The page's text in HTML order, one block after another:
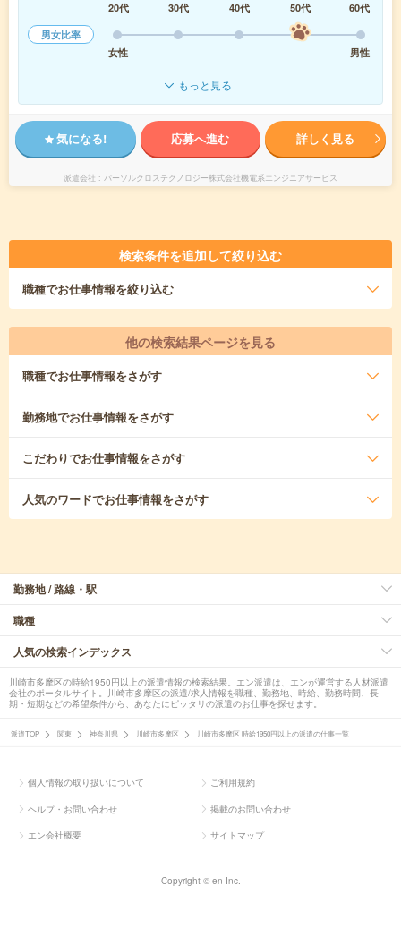
20代
30代 40代 50代
60代
男女比率
女性
男性
もっと見る
気になる! 応募へ進む 詳しく見る
派遣会社 パーソルクロステクノロジー株式会社機電系エンジニアサービス
検索条件を追加して絞り込む
職種でお仕事情報を絞り込む
他の検索結果ページを見る
職種でお仕事情報をさがす
勤務地でお仕事情報をさがす
こだわりでお仕事情報をさがす
人気のワードでお仕事情報をさがす
勤務地 / 路線・駅
職種
人気の検索インデックス
川崎市多摩区の時給1950円以上の派遣情報の検索結果。エン派遣は、エンが運営する人材派遣
会社のポータルサイト。川崎市多摩区の派遣/求人情報を職種、勤務地、時給、勤務時間、長
期・短期などの希望条件から、あなたにピッタリの派遣のお仕事を探せます。
派遣TOP 関東 神奈川県 川崎市多摩区 川崎市多摩区 時給1950円以上の派遣の仕事一覧
個人情報の取り扱いについて ご利用規約
ヘルプ・お問い合わせ 掲載のお問い合わせ
エン会社概要 サイトマップ
Copyright © en Inc.